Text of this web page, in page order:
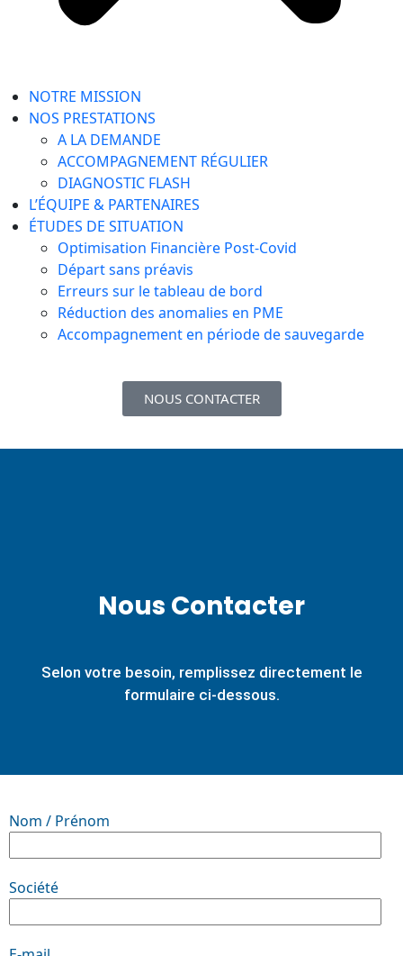
NOTRE MISSION
NOS PRESTATIONS
A LA DEMANDE
ACCOMPAGNEMENT RÉGULIER
DIAGNOSTIC FLASH
L’ÉQUIPE & PARTENAIRES
ÉTUDES DE SITUATION
Optimisation Financière Post-Covid
Départ sans préavis
Erreurs sur le tableau de bord
Réduction des anomalies en PME​
Accompagnement en période de sauvegarde
NOUS CONTACTER
Nous Contacter
Selon votre besoin, remplissez directement le
formulaire ci-dessous.
Nom / Prénom
Société